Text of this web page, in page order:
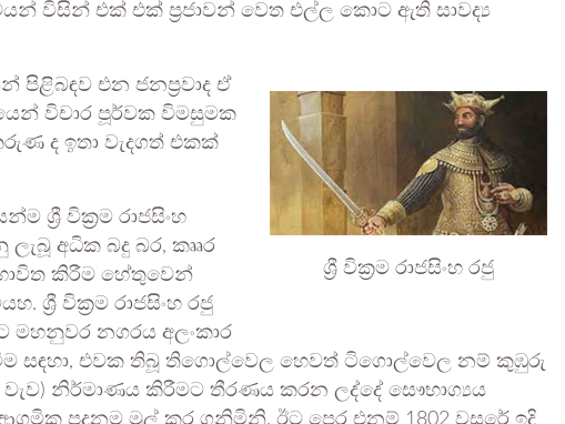
විසින් එක් එක් ප්‍රජාවන් වෙත එල්ල කොට ඇති සාවද්‍ය
ශ්‍රී වික්‍රම රාජසිංහ රජු
පිළිබඳව එන ජනප්‍රවාද ඒ
විචාර පූර්වක විමසුමක
ද ඉතා වැදගත් එකක්
ශ්‍රී වික්‍රම රාජසිංහ
ලැබූ අධික බදු බර, කෲර
කිරීම හේතුවෙන්
ශ්‍රී වික්‍රම රාජසිංහ රජු
මහනුවර නගරය අලංකාර
සඳහා, එවක තිබූ තිගොල්වෙල හෙවත් ටිගොල්වෙල නම් කුඹුරු
වැව) නිර්මාණය කිරීමට තීරණය කරන ලද්දේ සෞභාග්‍යය
පදනම මුල් කර ගනිමිනි. ඊට පෙර එනම් 1802 වසරේ ඉදි